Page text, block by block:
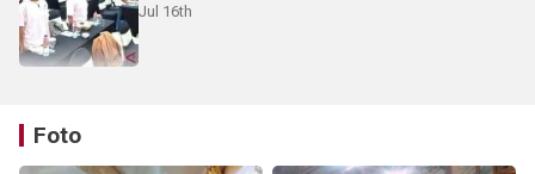
Jul 16th
Foto